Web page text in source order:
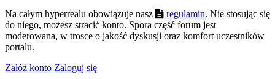
Na całym hyperrealu obowiązuje nasz regulamin. Nie stosując się
do niego, możesz stracić konto. Spora część forum jest
moderowana, w trosce o jakość dyskusji oraz komfort uczestników
portalu.
Załóż konto Zaloguj się